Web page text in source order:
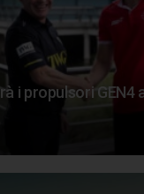
i propulsori GEN4